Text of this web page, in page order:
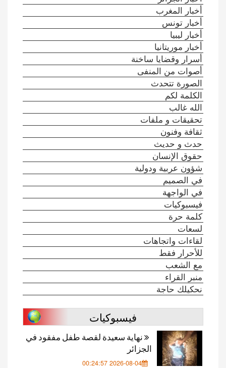
أخبار المغرب
أخبار تونس
أخبار ليبيا
أخبار موريتانيا
أسرار وقضايا ساخنة
أصوات من المنفى
الصورة تتحدث
الكلمة لكم
الله غالب
تحقيقات و ملفات
ثقافة وفنون
حدث و حديث
حقوق الإنسان
شؤون عربية ودولية
في الصميم
في الواجهة
فيسبوكيات
كلمة حرة
لسعات
لقاءات واتجاهات
للأحرار فقط
مع الشعب
منبر القراء
نحكيلك حاجة
فيسبوكيات
نهاية سعيدة لقصة طفل مفقود في
الجزائر
2026-08-04 00:24:57